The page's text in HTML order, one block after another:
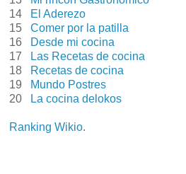
14
El Aderezo
15
Comer por la patilla
16
Desde mi cocina
17
Las Recetas de cocina
18
Recetas de cocina
19
Mundo Postres
20
La cocina delokos
Ranking Wikio.